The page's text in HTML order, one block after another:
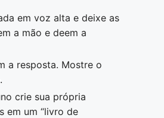
em voz alta e deixe as
a mão e deem a
a resposta. Mostre o
crie sua própria
em um “livro de